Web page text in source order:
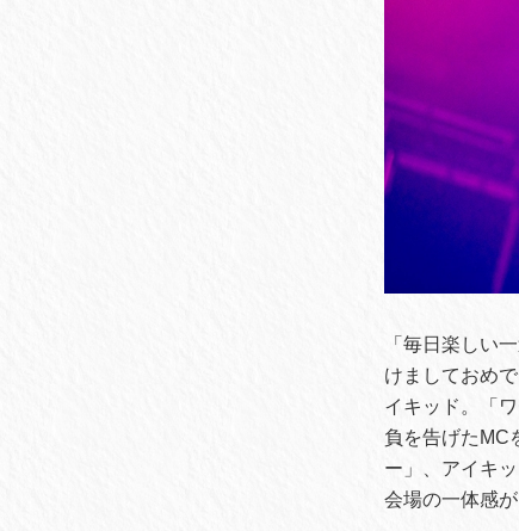
「毎日楽しい
けましておめ
イキッド。「
負を告げたMC
ー」、アイキ
会場の一体感